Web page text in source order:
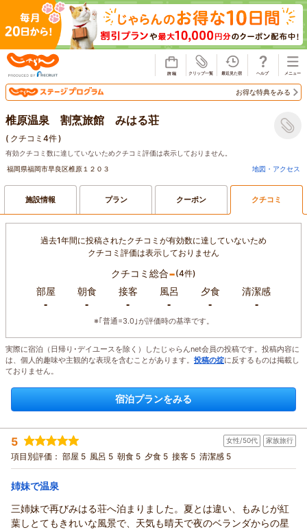
お得な特典をみる
椎原温泉 割烹旅館 みはる荘
( クチコミ4件)
有効クチコミ数に達していないためクチコミ評価は表示しておりません。
福岡県福岡市早良区椎原１２０３
地図・アクセス
施設情報 プラン クーポン クチコミ
過去1年間に投稿されたクチコミが有効数に達していないため
クチコミ評価は表示しておりません
クチコミ総合-(4件)
部屋
-
朝食
-
接客
-
風呂
-
夕食
-
清潔感
-
※｢普通=3.0｣が評価時の基準です。
実際に宿泊（日帰り･デイユースを除く）したじゃらんnet会員の投稿です。投稿内容に
は、個人的趣味や主観的な表現を含むことがあります。 投稿の掟に反するものは掲載し
ておりません。
宿泊プランをみる
5 女性/50代 家族旅行
項目別評価： 部屋 5 風呂 5 朝食 5 夕食 5 接客 5 清潔感 5
姉妹で温泉
三姉妹で再びみはる荘へ泊まりました。夏とは違い、もみじが紅
葉しとてもきれいな風景で、天気も晴天で夜のベランダからの星